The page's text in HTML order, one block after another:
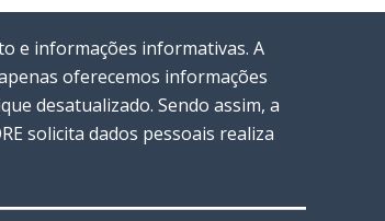
e informações informativas. A
oferecemos informações
desatualizado. Sendo assim, a
solicita dados pessoais realiza